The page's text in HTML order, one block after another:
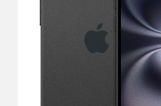
Termeni și Condiții